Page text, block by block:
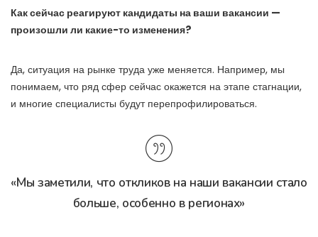
Как сейчас реагируют кандидаты на ваши вакансии —
произошли ли какие-то изменения?
Да, ситуация на рынке труда уже меняется. Например, мы
понимаем, что ряд сфер сейчас окажется на этапе стагнации,
и многие специалисты будут перепрофилироваться.
«Мы заметили, что откликов на наши вакансии стало
больше, особенно в регионах»